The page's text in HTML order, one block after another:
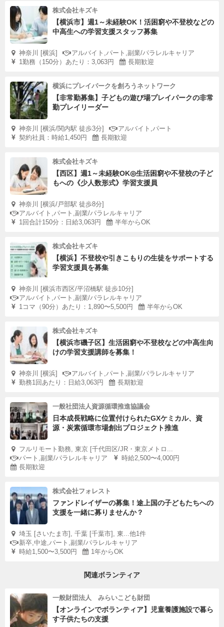
株式会社キズキ
【横浜市】週1～未経験OK！活困窮や不登校などの
中高生への学習支援スタッフ募集
神奈川 [横浜]
アルバイト,パート,副業/パラレルキャリア
1勤務（150分）あたり：3,063円
長期歓迎
横浜にプレイパークを創ろうネットワーク
【非常勤募集】子どもの遊び場プレイパークの非常
勤プレイリーダー
神奈川 [横浜/関内駅 徒歩3分]
アルバイト,パート
契約社員：時給1,450円
長期歓迎
株式会社キズキ
【西区】週1～未経験OK◎生活困窮や不登校の子ど
もへの《少人数形式》学習支援員
神奈川 [横浜/戸部駅 徒歩8分]
アルバイト,パート,副業/パラレルキャリア
1回合計150分：日給3,063円
半年からOK
株式会社キズキ
【横浜】不登校や引きこもりの生徒をサポートする
学習支援員を募集
神奈川 [横浜市西区/平沼橋駅 徒歩10分]
アルバイト,パート,副業/パラレルキャリア
1コマ（90分）あたり：1,890〜5,500円
半年からOK
株式会社キズキ
【横浜市磯子区】生活困窮や不登校などの中高生向
けの学習支援講師を募集！
神奈川 [横浜]
アルバイト,パート,副業/パラレルキャリア
勤務1回あたり：日給3,063円
長期歓迎
一般社団法人資源循環推進協議会
日本成長戦略に位置付けられたGXケミカル、資
源・炭素循環市場創出プロジェクト推進
フルリモート勤務, 東京 [千代田区/JR・東京メトロ...
パート,副業/パラレルキャリア
時給2,500〜4,000円
長期歓迎
株式会社フォレスト
ファンドレイザーの募集！途上国の子どもたちへの
支援を一緒に募りませんか？
埼玉 [さいたま市], 千葉 [千葉市], 東...他1件
新卒,中途,パート,副業/パラレルキャリア
時給1,500〜3,500円
1年からOK
関連ボランティア
一般財団法人 みらいこども財団
【オンラインでボランティア】児童養護施設で暮ら
す子供たちの支援